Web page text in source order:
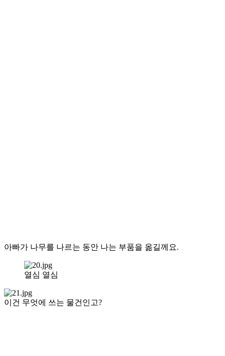
아빠가 나무를 나르는 동안 나는 부품을 옮길께요.
열심 열심
이건 무엇에 쓰는 물건인고?